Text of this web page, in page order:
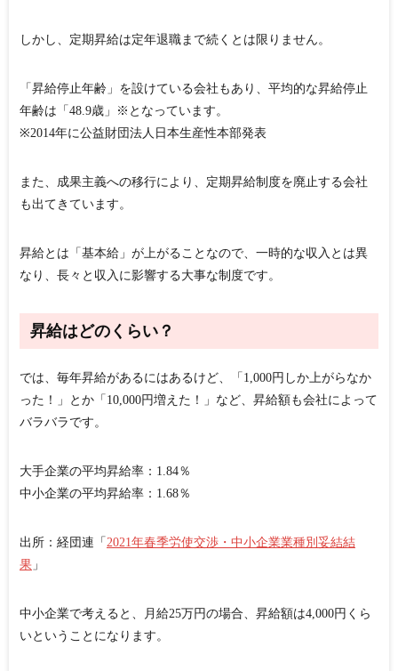
しかし、定期昇給は定年退職まで続くとは限りません。
「昇給停止年齢」を設けている会社もあり、平均的な昇給停止
年齢は「48.9歳」※となっています。
※2014年に公益財団法人日本生産性本部発表
また、成果主義への移行により、定期昇給制度を廃止する会社
も出てきています。
昇給とは「基本給」が上がることなので、一時的な収入とは異
なり、長々と収入に影響する大事な制度です。
昇給はどのくらい？
では、毎年昇給があるにはあるけど、「1,000円しか上がらなか
った！」とか「10,000円増えた！」など、昇給額も会社によって
バラバラです。
大手企業の平均昇給率：1.84％
中小企業の平均昇給率：1.68％
出所：経団連「 2021年春季労使交渉・中小企業業種別妥結結
果 」
中小企業で考えると、月給25万円の場合、昇給額は4,000円くら
いということになります。